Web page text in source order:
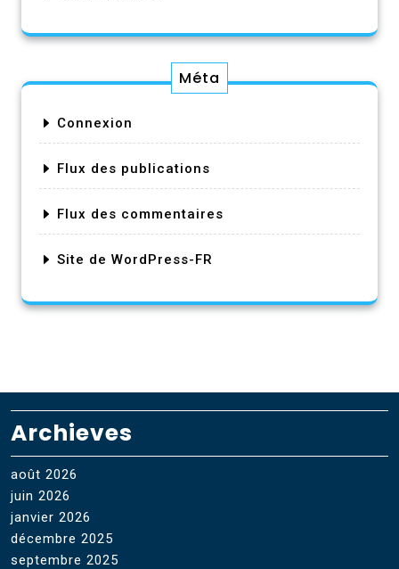
Méta
Connexion
Flux des publications
Flux des commentaires
Site de WordPress-FR
Archieves
août 2026
juin 2026
janvier 2026
décembre 2025
septembre 2025